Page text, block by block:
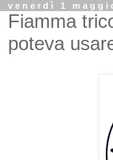
venerdì 1
Fiamma
poteva